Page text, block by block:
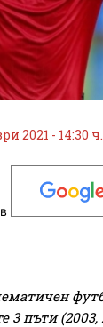
2021 - 14:30 ч.
3 пъти (2003,